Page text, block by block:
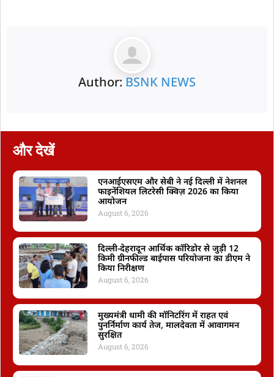
Author: BSNK NEWS
और देखें
एनआईएसएम और सेबी ने नई दिल्ली में नेशनल
फाइनेंशियल लिटरेसी क्विज़ 2026 का किया
आयोजन
August 6, 2026
दिल्ली-देहरादून आर्थिक कॉरिडोर से जुड़ी 12
किमी ग्रीनफील्ड बाईपास परियोजना का डीएम ने
किया निरीक्षण
August 6, 2026
मुख्यमंत्री धामी की मॉनिटरिंग में राहत एवं
पुनर्निर्माण कार्य तेज, मालदेवता में आवागमन
सुरक्षित
August 6, 2026